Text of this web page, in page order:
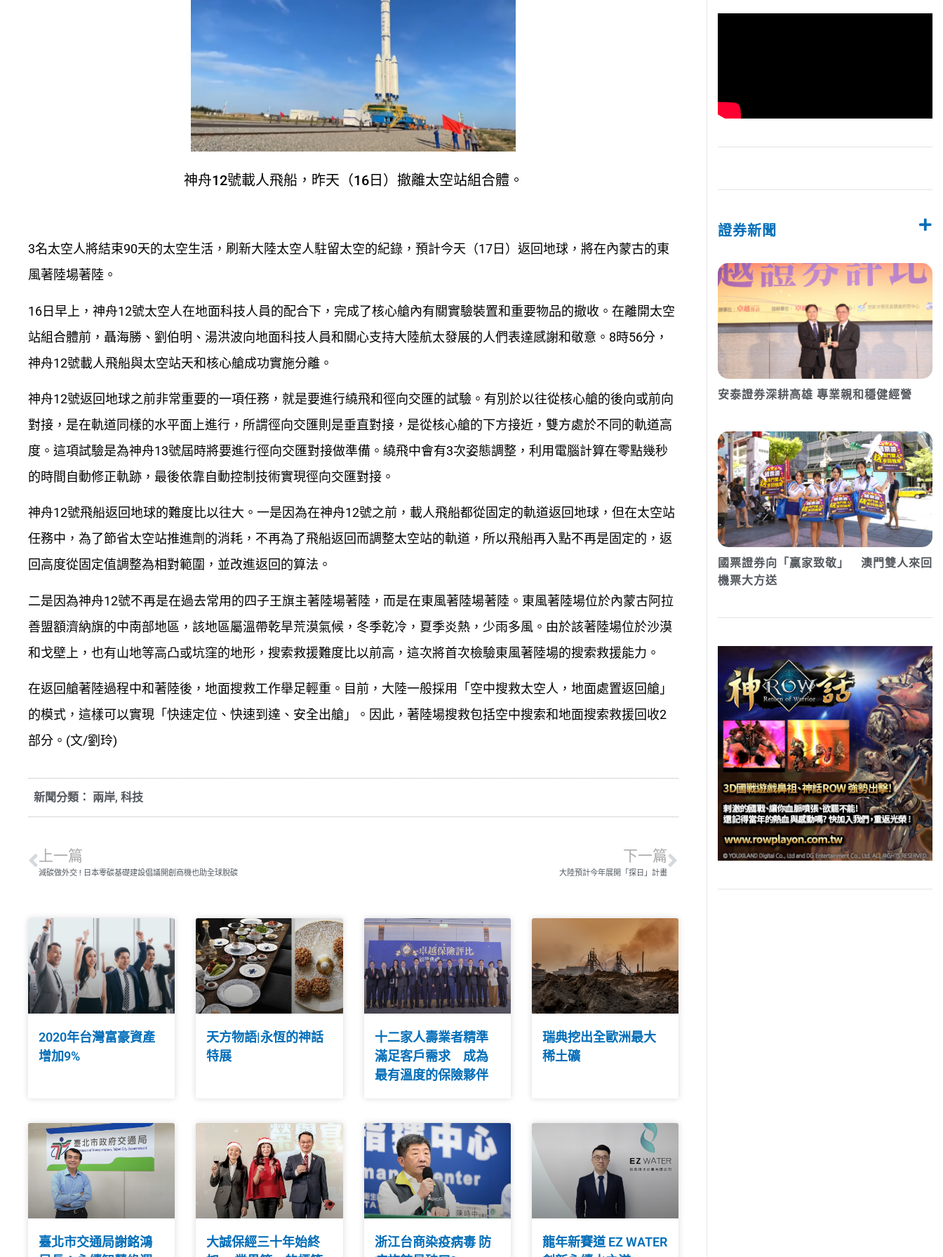
神舟12號載人飛船，昨天（16日）撤離太空站組合體。
3名太空人將結束90天的太空生活，刷新大陸太空人駐留太空的紀錄，預計今天（17日）返回地球，將在內蒙古的東
風著陸場著陸。
16日早上，神舟12號太空人在地面科技人員的配合下，完成了核心艙內有關實驗裝置和重要物品的撤收。在離開太空
站組合體前，聶海勝、劉伯明、湯洪波向地面科技人員和關心支持大陸航太發展的人們表達感謝和敬意。8時56分，
神舟12號載人飛船與太空站天和核心艙成功實施分離。
神舟12號返回地球之前非常重要的一項任務，就是要進行繞飛和徑向交匯的試驗。有別於以往從核心艙的後向或前向
對接，是在軌道同樣的水平面上進行，所謂徑向交匯則是垂直對接，是從核心艙的下方接近，雙方處於不同的軌道高
度。這項試驗是為神舟13號屆時將要進行徑向交匯對接做準備。繞飛中會有3次姿態調整，利用電腦計算在零點幾秒
的時間自動修正軌跡，最後依靠自動控制技術實現徑向交匯對接。
神舟12號飛船返回地球的難度比以往大。一是因為在神舟12號之前，載人飛船都從固定的軌道返回地球，但在太空站
任務中，為了節省太空站推進劑的消耗，不再為了飛船返回而調整太空站的軌道，所以飛船再入點不再是固定的，返
回高度從固定值調整為相對範圍，並改進返回的算法。
二是因為神舟12號不再是在過去常用的四子王旗主著陸場著陸，而是在東風著陸場著陸。東風著陸場位於內蒙古阿拉
善盟額濟納旗的中南部地區，該地區屬溫帶乾旱荒漠氣候，冬季乾冷，夏季炎熱，少雨多風。由於該著陸場位於沙漠
和戈壁上，也有山地等高凸或坑窪的地形，搜索救援難度比以前高，這次將首次檢驗東風著陸場的搜索救援能力。
在返回艙著陸過程中和著陸後，地面搜救工作舉足輕重。目前，大陸一般採用「空中搜救太空人，地面處置返回艙」
的模式，這樣可以實現「快速定位、快速到達、安全出艙」。因此，著陸場搜救包括空中搜索和地面搜索救援回收2
部分。(文/劉玲)
新聞分類： 兩岸, 科技
上一篇
減碳做外交 ! 日本零碳基礎建設倡議開創商機也助全球脫碳
下一篇
大陸預計今年展開「探日」計畫
2020年台灣富豪資產
增加9%
天方物語|永恆的神話
特展
十二家人壽業者精準
滿足客戶需求 成為
最有溫度的保險夥伴
瑞典挖出全歐洲最大
稀土礦
臺北市交通局謝銘鴻
大誠保經三十年始終
浙江台商染疫病毒 防
龍年新賽道 EZ WATER
證券新聞
安泰證券深耕高雄 專業親和穩健經營
國票證券向「贏家致敬」 澳門雙人來回
機票大方送